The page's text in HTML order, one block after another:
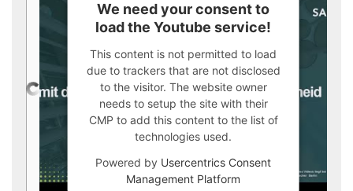
We need your consent to
load the Youtube service!
This content is not permitted to load
due to trackers that are not disclosed
to the visitor. The website owner
needs to setup the site with their
CMP to add this content to the list of
technologies used.
Powered by Usercentrics Consent
Management Platform